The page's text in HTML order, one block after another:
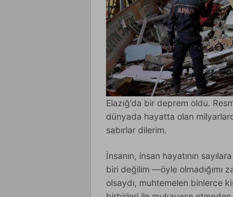
Elazığ’da bir deprem oldu.
dünyada hayatta olan
sabırlar dilerim.
İnsanın, insan hayatının
biri değilim —öyle olmadığımı
olsaydı, muhtemelen binlerce